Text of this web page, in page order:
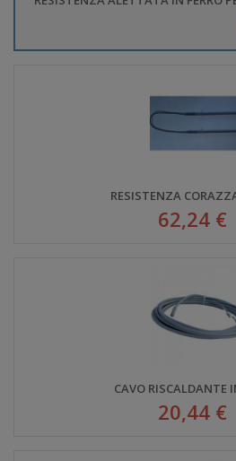
RESISTENZA
62,24 €
CAVO RISCALDANTE
20,44 €